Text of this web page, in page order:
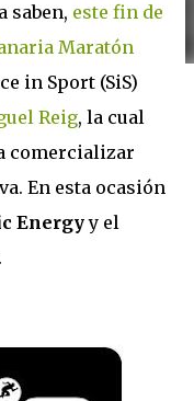
saben, este fin de
Maratón
in Sport (SiS)
Reig, la cual
comercializar
En esta ocasión
Energyy el
.